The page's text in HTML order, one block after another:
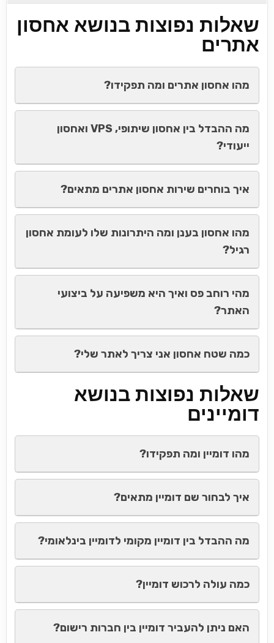
שאלות נפוצות בנושא אחסון
אתרים
מהו אחסון אתרים ומה תפקידו?
מה ההבדל בין אחסון שיתופי, VPS ואחסון
ייעודי?
איך בוחרים שירות אחסון אתרים מתאים?
מהו אחסון בענן ומה היתרונות שלו לעומת אחסון
רגיל?
מהי רוחב פס ואיך היא משפיעה על ביצועי
האתר?
כמה שטח אחסון אני צריך לאתר שלי?
שאלות נפוצות בנושא
דומיינים
מהו דומיין ומה תפקידו?
איך לבחור שם דומיין מתאים?
מה ההבדל בין דומיין מקומי לדומיין בינלאומי?
כמה עולה לרכוש דומיין?
האם ניתן להעביר דומיין בין חברות רישום?